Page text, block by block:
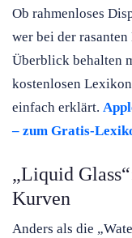
Ob rahmenloses
wer bei der
Überblick behalten
kostenlosen
einfach erklärt.
– zum Gratis-
„Liquid
Kurven
Anders als die